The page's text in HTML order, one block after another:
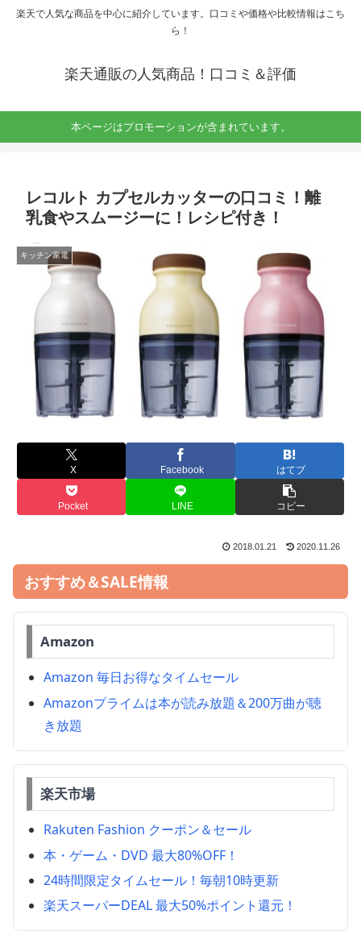
楽天で人気な商品を中心に紹介しています。口コミや価格や比較情報はこち
ら！
楽天通販の人気商品！口コミ＆評価
本ページはプロモーションが含まれています。
レコルト カプセルカッターの口コミ！離
乳食やスムージーに！レシピ付き！
キッチン家電
X Facebook はてブ
Pocket LINE コピー
2018.01.21 2020.11.26
おすすめ＆SALE情報
Amazon
Amazon 毎日お得なタイムセール
Amazonプライムは本が読み放題＆200万曲が聴
き放題
楽天市場
Rakuten Fashion クーポン＆セール
本・ゲーム・DVD 最大80%OFF！
24時間限定タイムセール！毎朝10時更新
楽天スーパーDEAL 最大50%ポイント還元！